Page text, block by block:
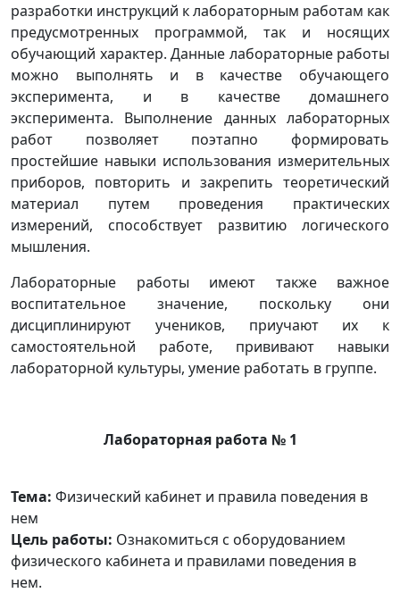
разработки инструкций к лабораторным работам как
предусмотренных программой, так и носящих
обучающий характер. Данные лабораторные работы
можно выполнять и в качестве обучающего
эксперимента, и в качестве домашнего
эксперимента. Выполнение данных лабораторных
работ позволяет поэтапно формировать
простейшие навыки использования измерительных
приборов, повторить и закрепить теоретический
материал путем проведения практических
измерений, способствует развитию логического
мышления.
Лабораторные работы имеют также важное
воспитательное значение, поскольку они
дисциплинируют учеников, приучают их к
самостоятельной работе, прививают навыки
лабораторной культуры, умение работать в группе.
Лабораторная работа № 1
Тема: Физический кабинет и правила поведения в
нем
Цель работы: Ознакомиться с оборудованием
физического кабинета и правилами поведения в
нем.